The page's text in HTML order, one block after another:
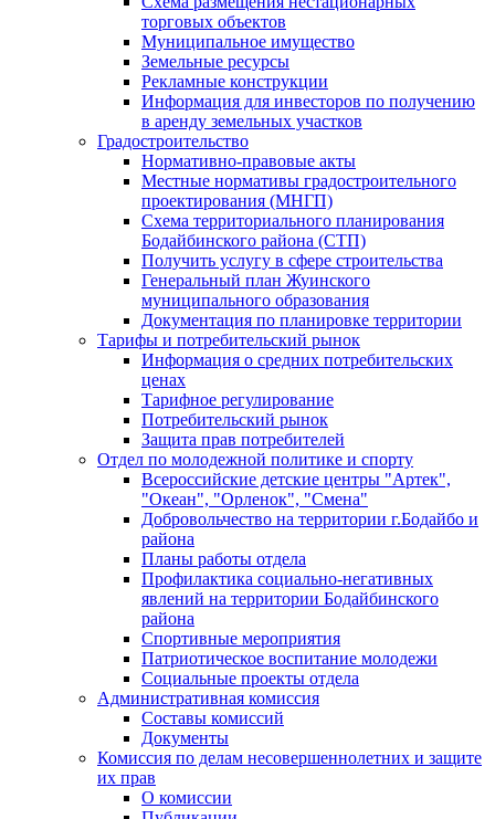
торговых объектов
Муниципальное имущество
Земельные ресурсы
Рекламные конструкции
Информация для инвесторов по получению
в аренду земельных участков
Градостроительство
Нормативно-правовые акты
Местные нормативы градостроительного
проектирования (МНГП)
Схема территориального планирования
Бодайбинского района (СТП)
Получить услугу в сфере строительства
Генеральный план Жуинского
муниципального образования
Документация по планировке территории
Тарифы и потребительский рынок
Информация о средних потребительских
ценах
Тарифное регулирование
Потребительский рынок
Защита прав потребителей
Отдел по молодежной политике и спорту
Всероссийские детские центры "Артек",
"Океан", "Орленок", "Смена"
Добровольчество на территории г.Бодайбо и
района
Планы работы отдела
Профилактика социально-негативных
явлений на территории Бодайбинского
района
Спортивные мероприятия
Патриотическое воспитание молодежи
Социальные проекты отдела
Административная комиссия
Составы комиссий
Документы
Комиссия по делам несовершеннолетних и защите
их прав
О комиссии